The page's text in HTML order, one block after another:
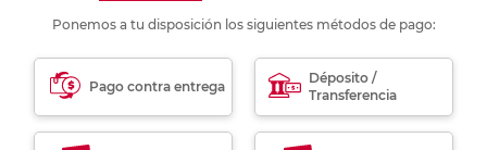
Ponemos a tu disposición los siguientes métodos de pago:
Pago contra entrega
Déposito /
Transferencia